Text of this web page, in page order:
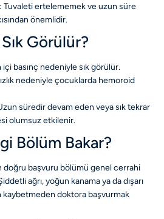
: Tuvaleti ertelememek ve uzun süre
önemlidir.
Görülür?
içi basınç nedeniyle sık görülür.
nedeniyle çocuklarda hemoroid
süredir devam eden veya sık tekrar
olumsuz etkilenir.
Bölüm Bakar?
başvuru bölümü genel cerrahi
ağrı, yoğun kanama ya da dışarı
kaybetmeden doktora başvurmak